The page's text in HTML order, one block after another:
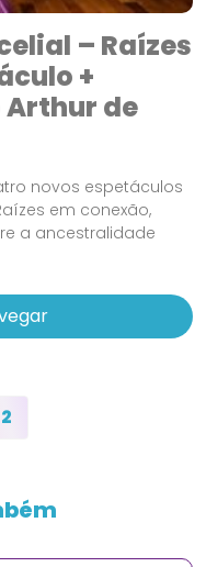
– Raízes
+
Arthur de
novos espetáculos
em conexão,
a ancestralidade
2